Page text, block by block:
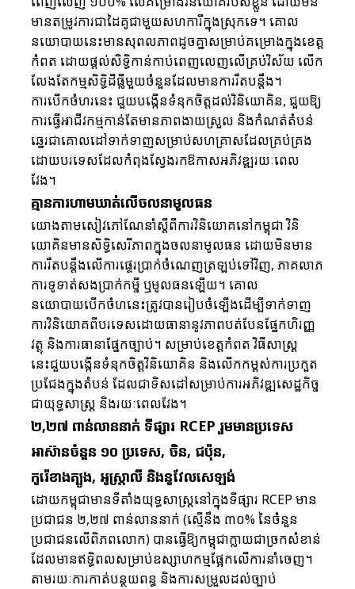
មានតម្រូវការជាដៃគូជាមួយសហការីក្នុងស្រុកទេ។ គោល
នយោបាយនេះមានសុពលភាពដូចគ្នាសម្រាប់គម្រោងក្នុងខេត្ត
កំពត ដោយផ្តល់សិទ្ធិកាន់កាប់ពេញលេញលើគ្រប់វិស័យ លើក
លែងតែកម្មសិទ្ធិដីធ្លីមួយចំនួនដែលមានការរឹតបន្តឹង។
ការបើកចំហរនេះ ជួយបង្កើនទំនុកចិត្តដល់វិនិយោគិន, ជួយឱ្យ
ការធ្វើអាជីវកម្មកាន់តែមានភាពងាយស្រួល និងកំណត់តំបន់
ឆ្នេរជាគោលដៅទាក់ទាញសម្រាប់សហគ្រាសដែលគ្រប់គ្រង
ដោយបរទេសដែលកំពុងស្វែងរកឱកាសអភិវឌ្ឍរយៈពេល
វែង។
គ្មានការហាមឃាត់លើចលនាមូលធន
យោងតាមសៀវភៅណែនាំស្តីពីការវិនិយោគនៅកម្ពុជា វិនិ
យោគិនមានសិទ្ធិសេរីភាពក្នុងចលនាមូលធន ដោយមិនមាន
ការរឹតបន្តឹងលើការផ្ទេរប្រាក់ចំណេញត្រឡប់ទៅវិញ, ភាគលាភ
ការទូទាត់សងប្រាក់កម្ចី ឬមូលធនឡើយ។ គោល
នយោបាយបើកចំហនេះត្រូវបានរៀបចំឡើងដើម្បីទាក់ទាញ
ការវិនិយោគពីបរទេសដោយធានានូវភាពបត់បែនផ្នែកហិរញ្ញ
វត្ថុ និងការធានាផ្នែកច្បាប់។ សម្រាប់ខេត្តកំពត វិធីសាស្រ្ត
នេះជួយបង្កើនទំនុកចិត្តវិនិយោគិន និងលើកកម្ពស់ការប្រកួត
ប្រជែងក្នុងតំបន់ ដែលជាទិសដៅសម្រាប់ការអភិវឌ្ឍសេដ្ឋកិច្ច
ជាយុទ្ធសាស្ត្រ និងរយៈពេលវែង។
២,២៧ ពាន់លាននាក់ ទីផ្សារ RCEP រួមមានប្រទេស
អាស៊ានចំនួន ១០ ប្រទេស, ចិន, ជប៉ុន,
កូរ៉េខាងត្បូង, អូស្រ្តាលី និងនូវែលសេឡង់
ដោយកម្ពុជាមានទីតាំងយុទ្ធសាស្ត្រនៅក្នុងទីផ្សារ RCEP មាន
ប្រជាជន ២,២៧ ពាន់លាននាក់ (ស្មើនឹង ៣០% នៃចំនួន
ប្រជាជនលើពិភពលោក) បានធ្វើឱ្យកម្ពុជាក្លាយជាច្រកសំខាន់
ដែលមានឥទ្ធិពលសម្រាប់ឧស្សាហកម្មផ្អែកលើការនាំចេញ។
តាមរយៈការកាត់បន្ថយពន្ធ និងការសម្រួលដល់ច្បាប់